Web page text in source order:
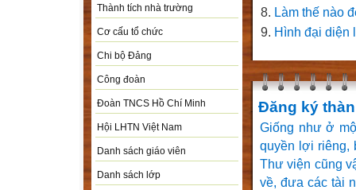
Thành tích nhà trường
Cơ cấu tổ chức
Chi bộ Đảng
Công đoàn
Đoàn TNCS Hồ Chí Minh
Hội LHTN Việt Nam
Danh sách giáo viên
Danh sách lớp
Làm thế nào
Hình đại diện
Đăng ký
Giống như ở
quyền lợi riêng,
Thư viện cũng
về, đưa các tài